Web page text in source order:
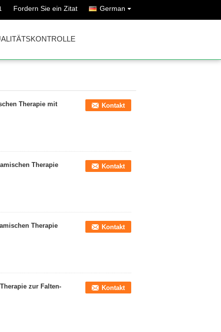
Fordern Sie ein Zitat German
Therapie mit Kontakt
Therapie Kontakt
Therapie Kontakt
zur Falten- Kontakt